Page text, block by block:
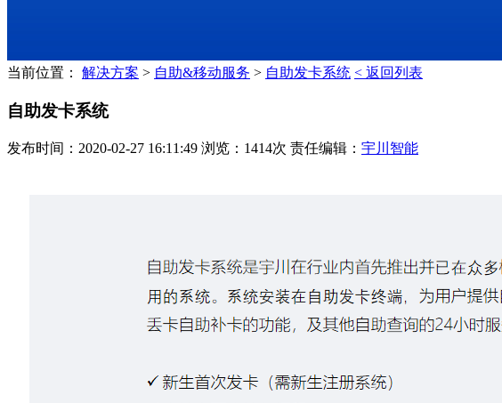
当前位置： 解决方案 > 自助&移动服务 > 自助发卡系统 < 返回列表
自助发卡系统
发布时间：2020-02-27 16:11:49 浏览：1414次 责任编辑： 宇川智能